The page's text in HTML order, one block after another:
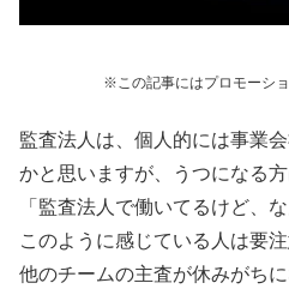
※この記事にはプロモーショ
監査法人は、個人的には事業
かと思いますが、うつになる
「監査法人で働いてるけど、
このように感じている人は要注
他のチームの主査が休みがち